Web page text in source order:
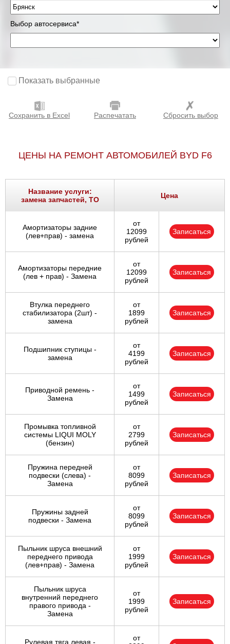
Выбор автосервиса*
Показать выбранные
Сохранить в Excel Распечатать Сбросить выбор
ЦЕНЫ НА РЕМОНТ АВТОМОБИЛЕЙ BYD F6
Название услуги:
замена запчастей, ТО
Цена
Амортизаторы задние
(лев+прав) - замена
от
12099
рублей
Записаться
Амортизаторы передние
(лев + прав) - Замена
от
12099
рублей
Записаться
Втулка переднего
стабилизатора (2шт) -
замена
от
1899
рублей
Записаться
Подшипник ступицы -
замена
от
4199
рублей
Записаться
Приводной ремень -
Замена
от
1499
рублей
Записаться
Промывка топливной
системы LIQUI MOLY
(бензин)
от
2799
рублей
Записаться
Пружина передней
подвески (слева) -
Замена
от
8099
рублей
Записаться
Пружины задней
подвески - Замена
от
8099
рублей
Записаться
Пыльник шруса внешний
переднего привода
(лев+прав) - Замена
от
1999
рублей
Записаться
Пыльник шруса
внутренний переднего
правого привода -
Замена
от
1999
рублей
Записаться
Рулевая тяга левая -
от